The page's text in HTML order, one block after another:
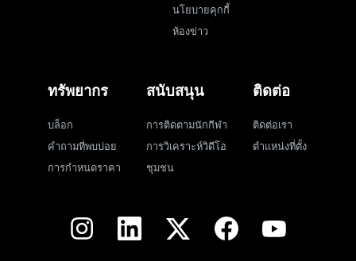
นโยบายคุกกี้
ห้องข่าว
ทรัพยากร
บล็อก
คำถามที่พบบ่อย
การกำหนดราคา
สนับสนุน
การติดตามนักกีฬา
การวิเคราะห์วิดีโอ
ชุมชน
ติดต่อ
ติดต่อเรา
ตำแหน่งที่ตั้ง